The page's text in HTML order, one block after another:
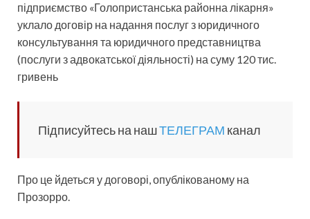
підприємство «Голопристанська районна лікарня»
уклало договір на надання послуг з юридичного
консультування та юридичного представництва
(послуги з адвокатської діяльності) на суму 120 тис.
гривень
Підписуйтесь на нашТЕЛЕГРАМ канал
Про це йдеться у договорі, опублікованому на
Прозорро.